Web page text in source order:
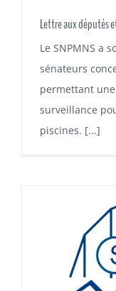
Lettre aux députés
Le SNPMNS a
sénateurs
permettant
surveillance
piscines. [...]